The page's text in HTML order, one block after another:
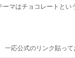
問した以来と
て時間過ごせ
で。5月14日(
ーマはチョコレートと
一応公式のリンク貼っ